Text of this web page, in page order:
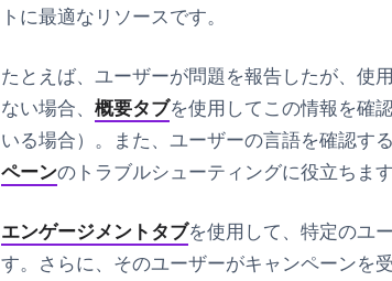
トに最適なリソースです。
たとえば、ユーザーが問題を報告したが、使
ない場合、 概要タブを使用してこの情報を確
いる場合）。また、ユーザーの言語を確認す
ペーンのトラブルシューティングに役立ちます
エンゲージメントタブを使用して、特定のユ
す。さらに、そのユーザーがキャンペーンを